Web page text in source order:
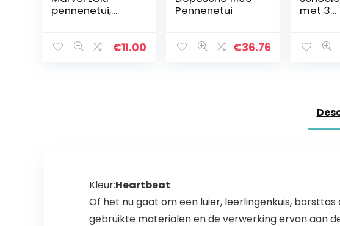
pennenetui,
€11.00
Pennenetui
€36.76
met 3
Kleur:Heartbeat
Of het nu gaat om een luier, leerlingenkuis,
gebruikte materialen en de verwerking ervan aan